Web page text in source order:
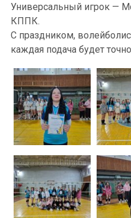
Универсальный игрок —
КППК.
С праздником,
каждая подача будет